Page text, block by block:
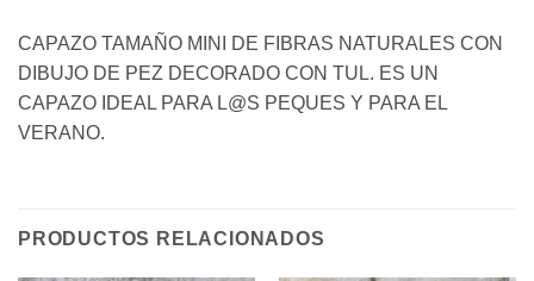
CAPAZO TAMAÑO MINI DE FIBRAS NATURALES CON
DIBUJO DE PEZ DECORADO CON TUL. ES UN
CAPAZO IDEAL PARA L@S PEQUES Y PARA EL
VERANO.
PRODUCTOS RELACIONADOS